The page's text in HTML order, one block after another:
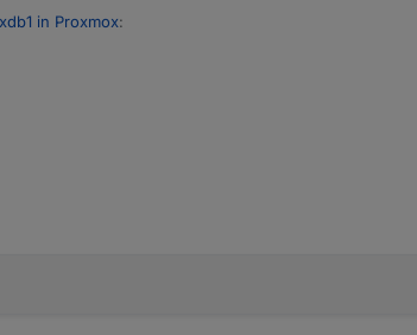
in Proxmox:
mehr Zeilen.